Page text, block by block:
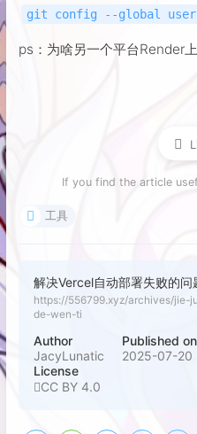
git config --global
ps：为啥另一个平台Render
If you find the article
工具
解决Vercel自动部署失败的问
https://556799.xyz/archives/
de-wen-ti
Author
JacyLunatic
Published on
2025-07-20
License
CC BY 4.0